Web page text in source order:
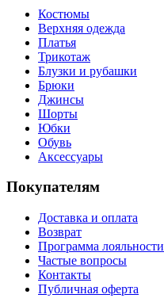
Костюмы
Верхняя одежда
Платья
Трикотаж
Блузки и рубашки
Брюки
Джинсы
Шорты
Юбки
Обувь
Аксессуары
Покупателям
Доставка и оплата
Возврат
Программа лояльности
Частые вопросы
Контакты
Публичная оферта